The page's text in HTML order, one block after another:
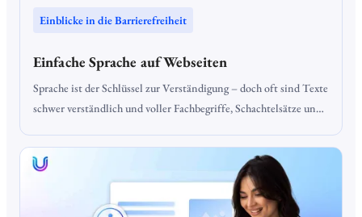
Einblicke in die Barrierefreiheit
Einfache Sprache auf Webseiten
Sprache ist der Schlüssel zur Verständigung – doch oft sind Texte
schwer verständlich und voller Fachbegriffe, Schachtelsätze und
wichtige Informationen nicht ankommen oder Nutzer
abspringen. Einfache Sprache sorgt für mehr barrierefreie
Kommunikation und macht Texte für alle leichter zugänglich.
Zudem bietet Einfache Sprache gerade für Unternehmen viele